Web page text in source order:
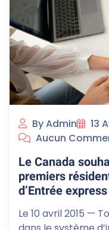
By Admin
13
Aucun
Le Canada
premiers
d’Entrée express
Le 10 avril 2015 —